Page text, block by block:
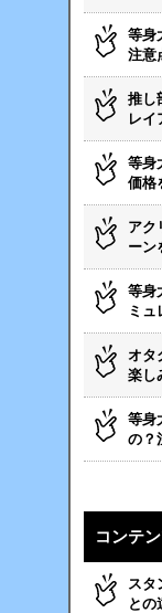
等身
注意
推し
レイ
等身
価格
アク
ーン
等身
ミュ
オタ
楽し
等身
の？
コンテ
スタ
との